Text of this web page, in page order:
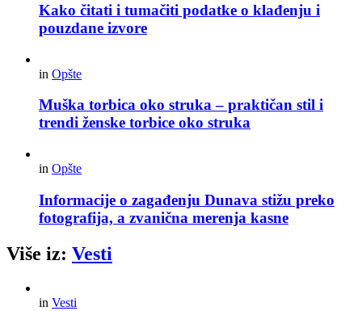
Kako čitati i tumačiti podatke o klađenju i
pouzdane izvore
in Opšte
Muška torbica oko struka – praktičan stil i
trendi ženske torbice oko struka
in Opšte
Informacije o zagađenju Dunava stižu preko
fotografija, a zvanična merenja kasne
Više iz: Vesti
in Vesti